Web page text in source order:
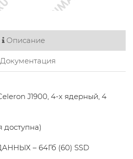
Описание
J1900, 4-х ядерный, 4
доступна)
– 64Гб (60) SSD